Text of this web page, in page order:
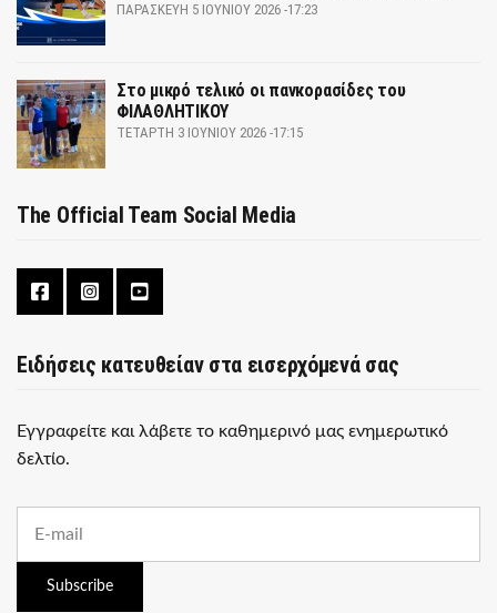
ΠΑΡΑΣΚΕΥΉ 5 ΙΟΥΝΊΟΥ 2026 -17:23
Στο μικρό τελικό οι πανκορασίδες του
ΦΙΛΑΘΛΗΤΙΚΟΥ
ΤΕΤΆΡΤΗ 3 ΙΟΥΝΊΟΥ 2026 -17:15
The Official Team Social Media
Ειδήσεις κατευθείαν στα εισερχόμενά σας
Εγγραφείτε και λάβετε το καθημερινό μας ενημερωτικό
δελτίο.
a
Subscribe